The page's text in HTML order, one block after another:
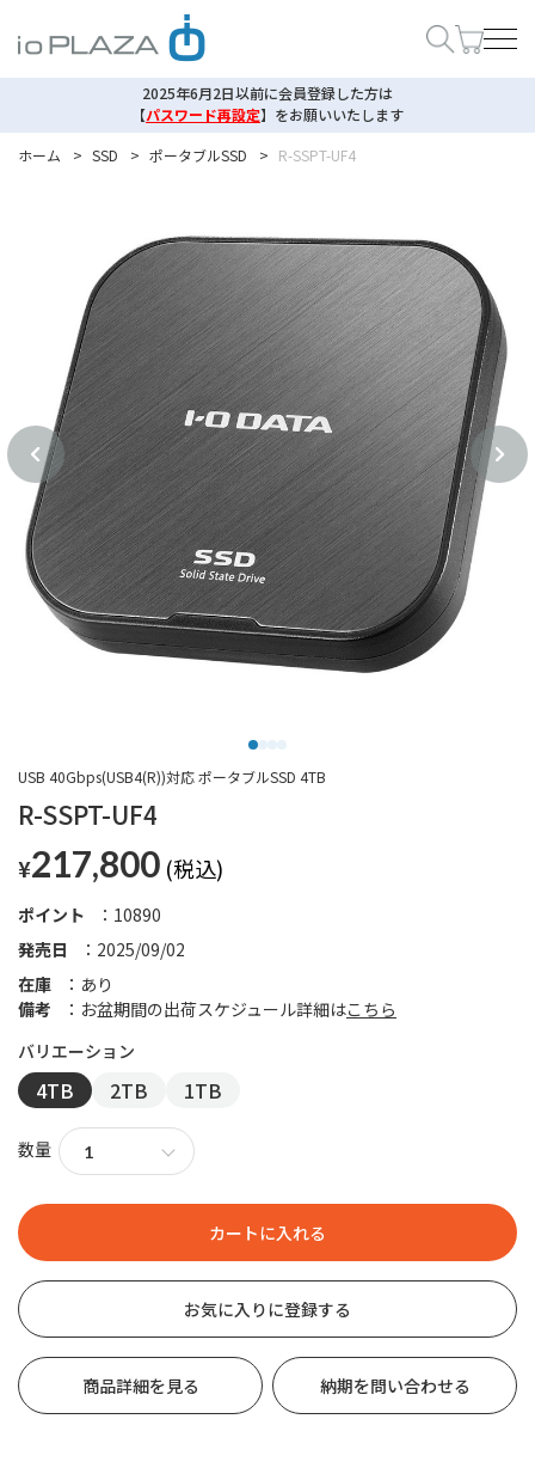
2025年6月2日以前に会員登録した方は
【パスワード再設定】 をお願いいたします
ホーム
> SSD > ポータブルSSD > R-SSPT-UF4
R-SSPT-UF4
USB 40Gbps(USB4(R))対応 ポータブルSSD 4TB
¥217,800
発売日 2025/09/02
ポイント 10890
在庫
あり
備考
お盆期間の出荷スケジュール詳細はこちら
4TB 2TB 1TB
数量
お気に入りに登録する
商品詳細を見る 納期を問い合わせる